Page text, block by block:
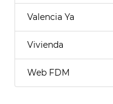
Valencia Ya
Vivienda
Web FDM